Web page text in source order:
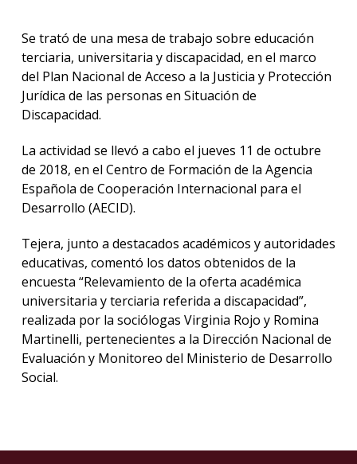
Se trató de una mesa de trabajo sobre educación
terciaria, universitaria y discapacidad, en el marco
del Plan Nacional de Acceso a la Justicia y Protección
Jurídica de las personas en Situación de
Discapacidad.
La actividad se llevó a cabo el jueves 11 de octubre
de 2018, en el Centro de Formación de la Agencia
Española de Cooperación Internacional para el
Desarrollo (AECID).
Tejera, junto a destacados académicos y autoridades
educativas, comentó los datos obtenidos de la
encuesta “Relevamiento de la oferta académica
universitaria y terciaria referida a discapacidad”,
realizada por la sociólogas Virginia Rojo y Romina
Martinelli, pertenecientes a la Dirección Nacional de
Evaluación y Monitoreo del Ministerio de Desarrollo
Social.